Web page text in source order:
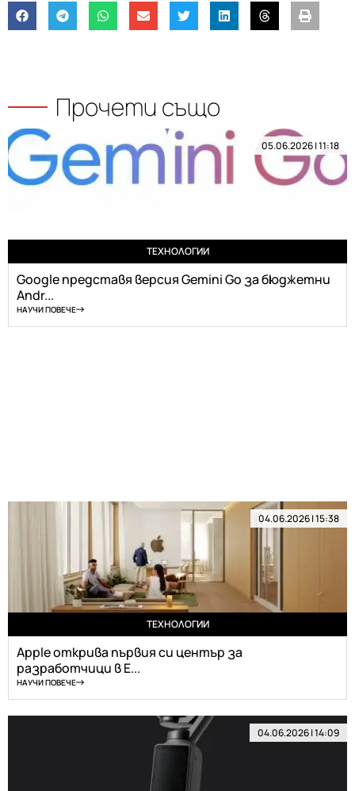
Прочети също
05.06.2026 | 11:18
ТЕХНОЛОГИИ
Google представя версия Gemini Go за бюджетни
Andr...
НАУЧИ ПОВЕЧЕ
04.06.2026 | 15:38
ТЕХНОЛОГИИ
Apple открива първия си център за
разработчици в Е...
НАУЧИ ПОВЕЧЕ
04.06.2026 | 14:09